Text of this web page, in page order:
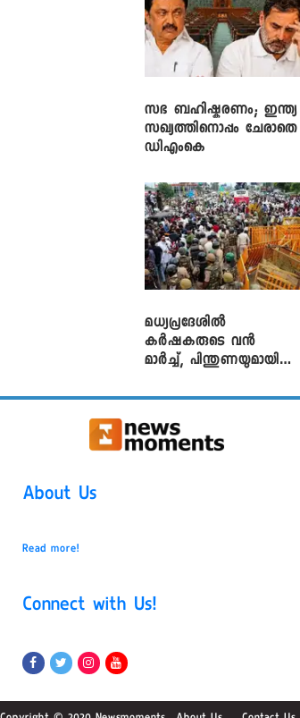
സഭ ബഹിഷ്കരണം; ഇന്ത്യ
സഖ്യത്തിനൊപ്പം ചേരാതെ
ഡിഎംകെ
മധ്യപ്രദേശിൽ
കർഷകരുടെ വൻ
മാർച്ച്, പിന്തുണയുമായി
About Us
Read more!
Connect with Us!